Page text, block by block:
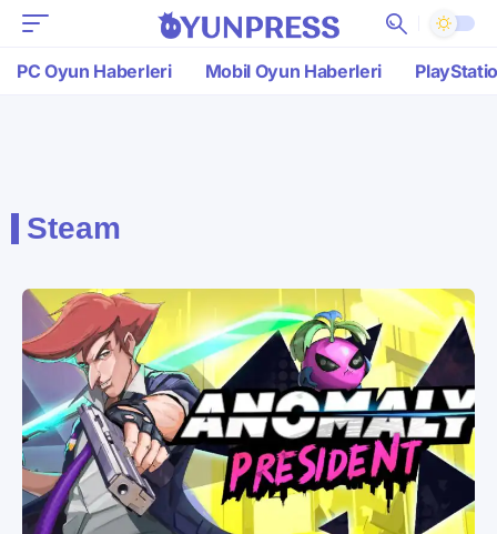
PC Oyun Haberleri Mobil Oyun Haberleri
Steam